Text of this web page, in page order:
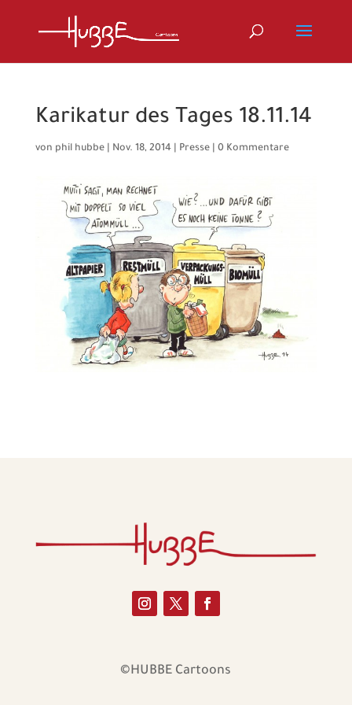
Karikatur des Tages 18.11.14
von phil hubbe| Nov. 18, 2014| Presse| 0 Kommentare
©HUBBE Cartoons